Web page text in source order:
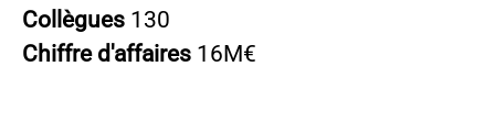
Collègues 130
Chiffre d'affaires 16M€